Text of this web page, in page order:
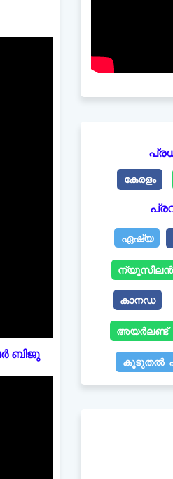
ബിജു
കേരളം
ഏഷ്യ
കാനഡ
അയർലണ്ട്
കൂടുതൽ